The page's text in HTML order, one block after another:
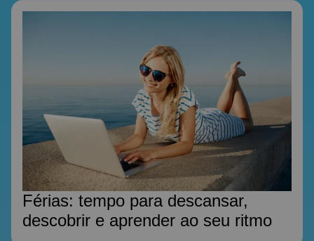
Férias: tempo para descansar,
descobrir e aprender ao seu ritmo